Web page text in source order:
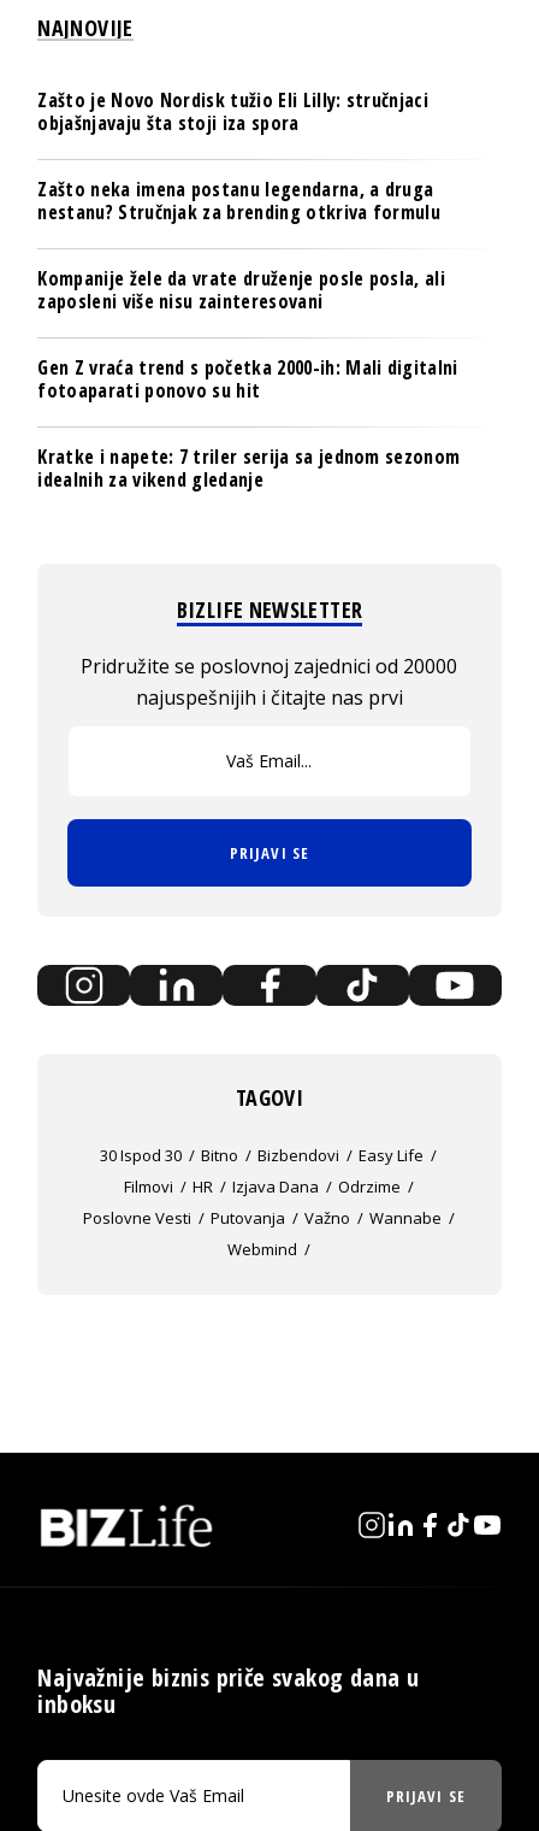
NAJNOVIJE
Zašto je Novo Nordisk tužio Eli Lilly: stručnjaci
objašnjavaju šta stoji iza spora
Zašto neka imena postanu legendarna, a druga
nestanu? Stručnjak za brending otkriva formulu
Kompanije žele da vrate druženje posle posla, ali
zaposleni više nisu zainteresovani
Gen Z vraća trend s početka 2000-ih: Mali digitalni
fotoaparati ponovo su hit
Kratke i napete: 7 triler serija sa jednom sezonom
idealnih za vikend gledanje
BIZLIFE NEWSLETTER
Pridružite se poslovnoj zajednici od 20000
najuspešnijih i čitajte nas prvi
PRIJAVI SE
TAGOVI
30 Ispod 30 Bitno Bizbendovi
Easy Life
Filmovi
HR Izjava Dana
Odrzime
Poslovne Vesti
Putovanja Važno
Wannabe
Webmind
Najvažnije biznis priče svakog dana u
inboksu
PRIJAVI SE